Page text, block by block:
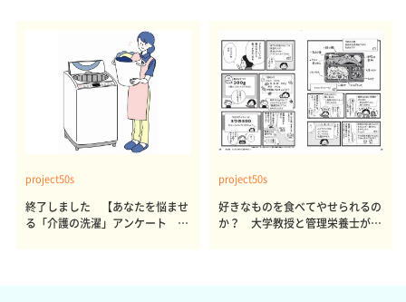
project50s
終了しました 【あなたを悩ませ
る「介護の洗濯」アンケート 体
project50s
好きなものを食べてやせられるの
か？ 大学教授と管理栄養士が出